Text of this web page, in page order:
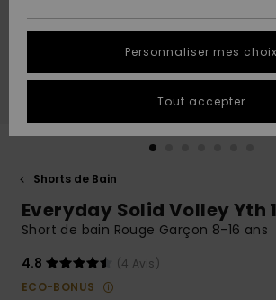
A
Découvrir
A
Découvrir
tailles
conversation
plus rapide
à votre
question.
Démarrer
QUIKSILVER
Shorts de Bain
Everyday Solid Volley Yth
Short de bain Rouge Garçon 8-16 ans
4.8
(4 Avis)
ECO-BONUS
Personnaliser mes choix
Tout accepter